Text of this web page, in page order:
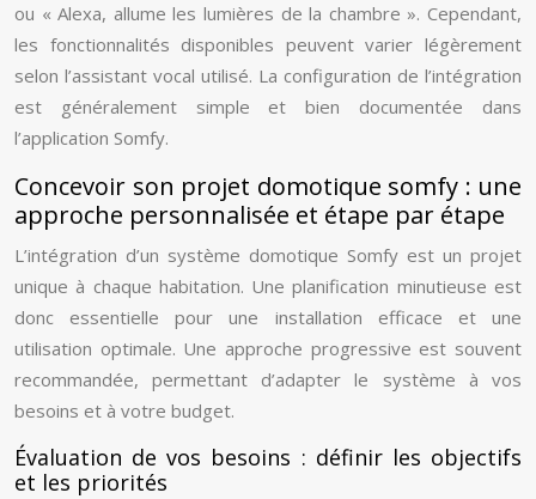
ou « Alexa, allume les lumières de la chambre ». Cependant,
les fonctionnalités disponibles peuvent varier légèrement
selon l’assistant vocal utilisé. La configuration de l’intégration
est généralement simple et bien documentée dans
l’application Somfy.
Concevoir son projet domotique somfy : une
approche personnalisée et étape par étape
L’intégration d’un système domotique Somfy est un projet
unique à chaque habitation. Une planification minutieuse est
donc essentielle pour une installation efficace et une
utilisation optimale. Une approche progressive est souvent
recommandée, permettant d’adapter le système à vos
besoins et à votre budget.
Évaluation de vos besoins : définir les objectifs
et les priorités